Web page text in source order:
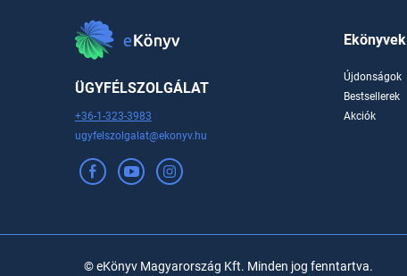
ÜGYFÉLSZOLGÁLAT
+36-1-323-3983
ugyfelszolgalat@ekonyv.hu
Ekönyvek
Újdonságok
Bestsellerek
Akciók
© eKönyv Magyarország Kft. Minden jog fenntartva.